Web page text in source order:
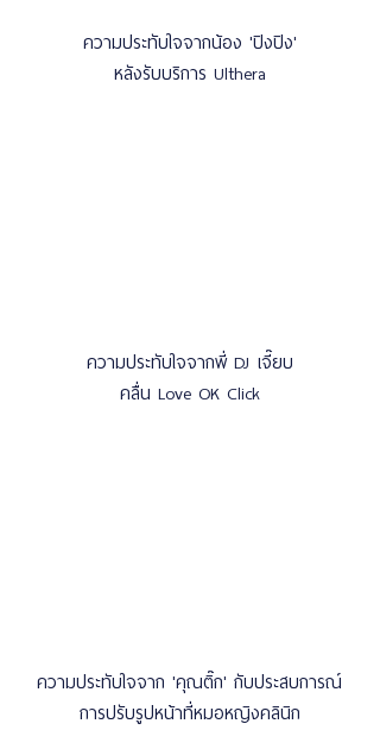
ความประทับใจจากน้อง 'ปิงปิง'
หลังรับบริการ Ulthera
ความประทับใจจากพี่ DJ เจี๊ยบ
คลื่น Love OK Click
ความประทับใจจาก 'คุณติ๊ก' กับประสบการณ์
การปรับรูปหน้าที่หมอหญิงคลินิก